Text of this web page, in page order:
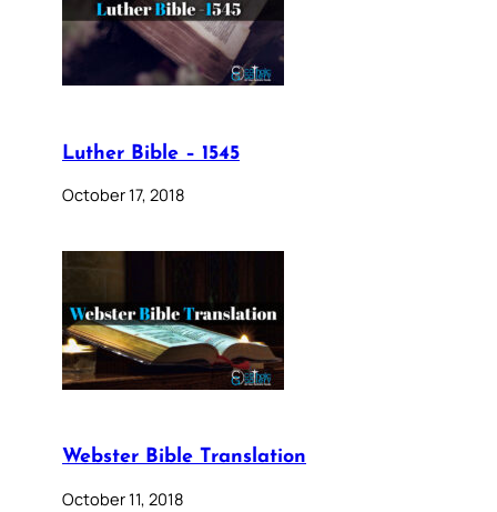
Luther Bible – 1545
October 17, 2018
Webster Bible Translation
October 11, 2018